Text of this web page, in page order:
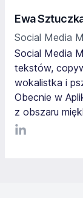
Ewa
Social Media
Social Media
tekstów,
wokalistka i
Obecnie w
z obszaru
LinkediIn